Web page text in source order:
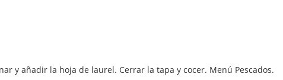
y añadir la hoja de laurel. Cerrar la tapa y cocer. Menú Pescados.